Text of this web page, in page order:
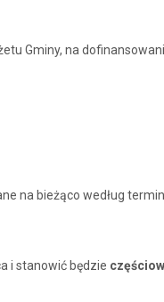
Gminy, na
na bieżąco według
i stanowić będzie